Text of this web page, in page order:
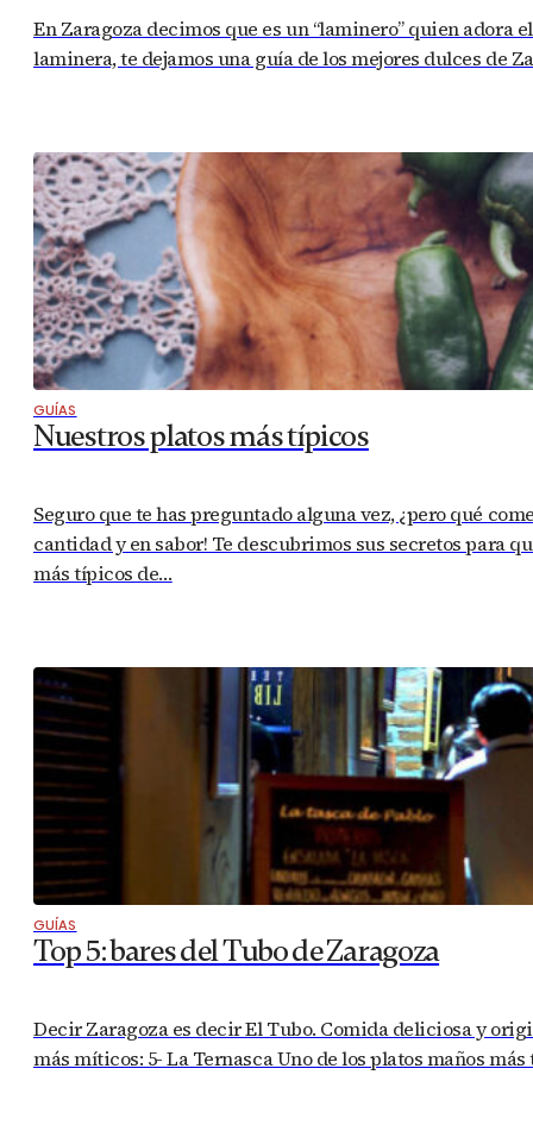
En Zaragoza decimos que es un “laminero” quien adora
laminera, te dejamos una guía de los mejores dulces de
GUÍAS
Nuestros platos más típicos
Seguro que te has preguntado alguna vez, ¿pero qué
cantidad y en sabor! Te descubrimos sus secretos para
más típicos de…
GUÍAS
Top 5: bares del Tubo de Zaragoza
Decir Zaragoza es decir El Tubo. Comida deliciosa y
más míticos: 5- La Ternasca Uno de los platos maños